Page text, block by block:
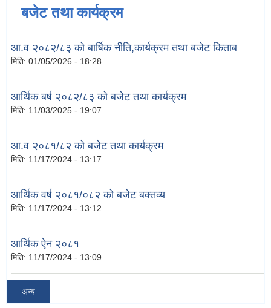
बजेट तथा कार्यक्रम
आ.व २०८२/८३ को बार्षिक नीति,कार्यक्रम तथा बजेट किताब
मिति: 01/05/2026 - 18:28
आर्थिक बर्ष २०८२/८३ को बजेट तथा कार्यक्रम
मिति: 11/03/2025 - 19:07
आ.व २०८१/८२ को बजेट तथा कार्यक्रम
मिति: 11/17/2024 - 13:17
आर्थिक वर्ष २०८१/०८२ को बजेट बक्तव्य
मिति: 11/17/2024 - 13:12
आर्थिक ऐन २०८१
मिति: 11/17/2024 - 13:09
अन्य